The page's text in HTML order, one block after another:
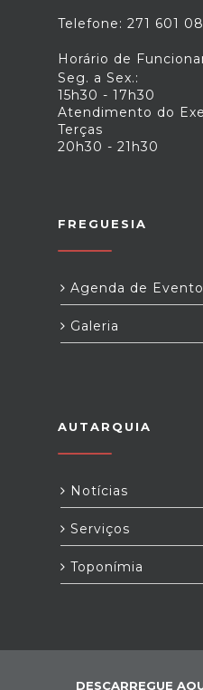
Telefone: 271 601
Horário de
Seg. a Sex.:
15h30 - 17h30
Atendimento do
Terças
20h30 - 21h30
FREGUESIA
Agenda de
Galeria
AUTARQUIA
Notícias
Serviços
Toponímia
DESCARREGUE